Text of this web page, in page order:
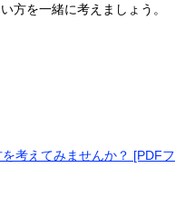
方を一緒に考えましょう。
考えてみませんか？ [PDFフ